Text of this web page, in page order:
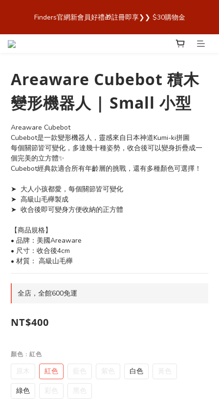
商城，購買最安心！】
Finders官網新會員好禮🎁註冊即享❯❯ $30購物金
歡迎來到 Finders🎉【Blender Bottle x Owala 台灣官方代理直營
Areaware Cubebot 積木
變形機器人 | Small 小型
Areaware Cubebot
Cubebot是一款變形機器人，靈感來自日本神道Kumi-ki拼圖
每個關節皆可變化，多達幾十種姿勢，收合後可以變身折疊成一
個完美的立方體✨
Cubebot經典款適合所有年齡層的挑戰，還有多種顏色可選擇！
➤  大人小孩都愛，每個關節皆可變化
➤  高級山毛櫸製成
➤  收合後即可變身方便收納的正方體
【商品規格】
• 品牌：美國Areaware
• 尺寸：收合後4cm
• 材質： 高級山毛櫸
全店，全館600免運
NT$400
顏色 : 紅色
原木 紅色 藍色 紫色 白色 黃色
綠色 彩色 黑色